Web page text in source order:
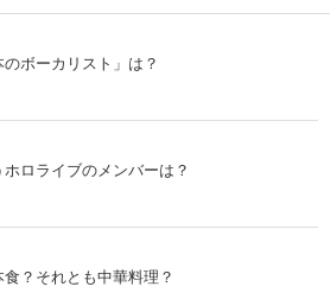
ボーカリスト」は？
ロライブのメンバーは？
？それとも中華料理？